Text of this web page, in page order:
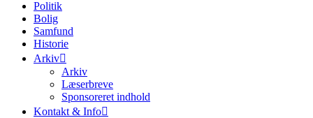
Politik
Bolig
Samfund
Historie
Arkiv
Arkiv
Læserbreve
Sponsoreret indhold
Kontakt & Info